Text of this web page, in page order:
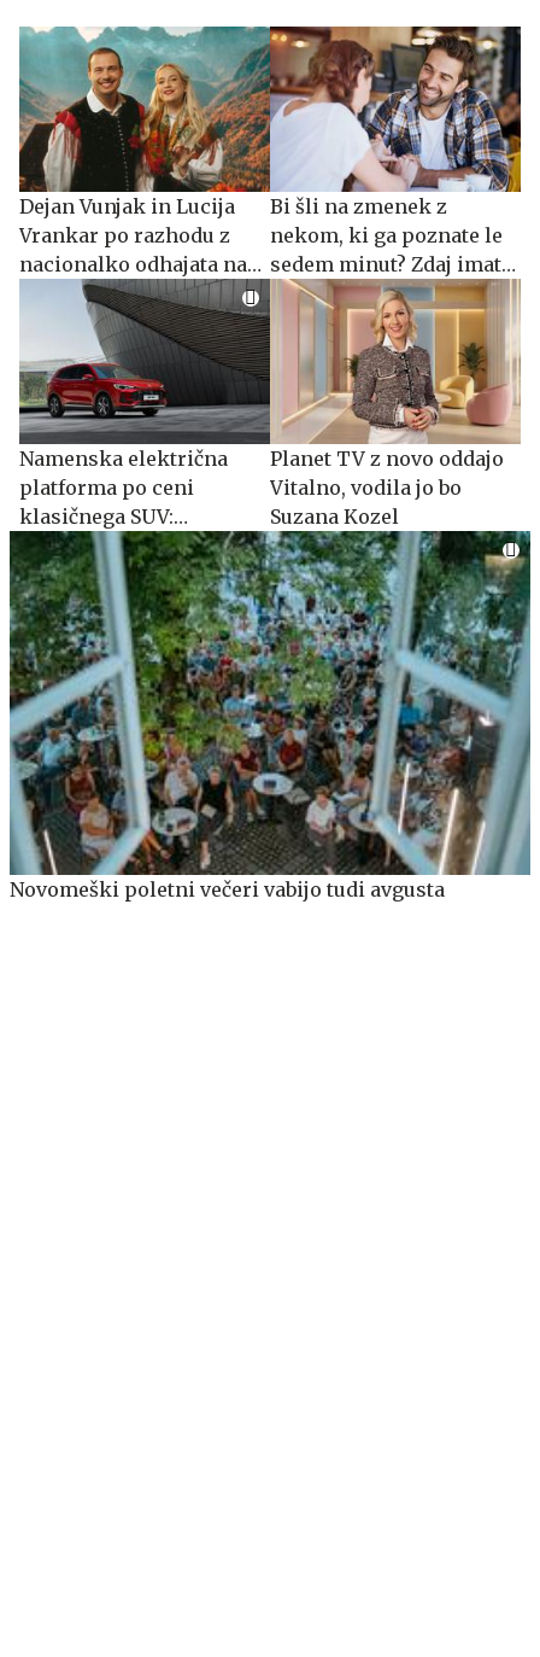
Dejan Vunjak in Lucija
Vrankar po razhodu z
nacionalko odhajata na
Planet TV
Bi šli na zmenek z
nekom, ki ga poznate le
sedem minut? Zdaj imate
priložnost.
Namenska električna
platforma po ceni
klasičnega SUV:
spoznajte MG S5 EV
Planet TV z novo oddajo
Vitalno, vodila jo bo
Suzana Kozel
Novomeški poletni večeri vabijo tudi avgusta